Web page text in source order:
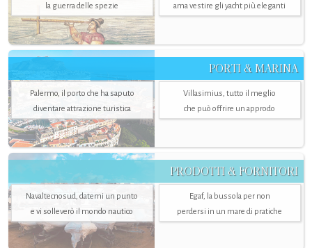
la guerra delle spezie
ama vestire gli yacht più eleganti
PORTI & MARINA
Palermo, il porto che ha saputo
diventare attrazione turistica
Villasimius, tutto il meglio
che può offrire un approdo
PRODOTTI & FORNITORI
Navaltecnosud, datemi un punto
e vi solleverò il mondo nautico
Egaf, la bussola per non
perdersi in un mare di pratiche